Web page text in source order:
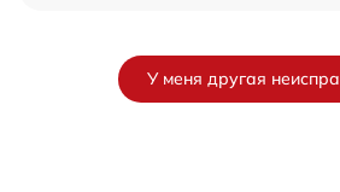
У меня другая